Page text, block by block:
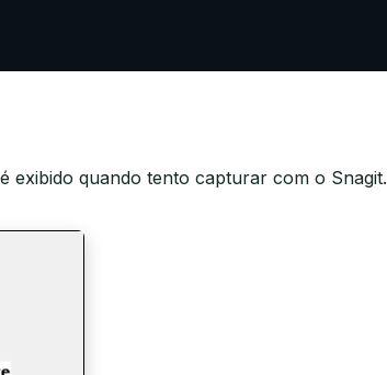
quando tento capturar com o Snagit.